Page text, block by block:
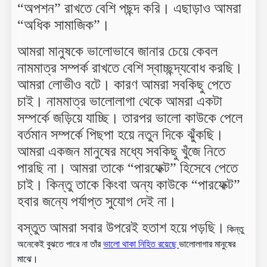
“অপশন” রাখতে বেশি পছন্দ করি। এছাড়াও আমরা
“অধিক সামাজিক”।
আমরা মানুষকে ভালোভাবে জানার চেয়ে কেবল
নামমাত্র সম্পর্ক রাখতে বেশি স্বাচ্ছন্দ্যবোধ করছি।
আমরা লোভীও বটে। কারণ আমরা সবকিছু পেতে
চাই। নামমাত্র ভালোলাগা থেকে আমরা একটা
সম্পর্কে জড়িয়ে যাচ্ছি। তারপর ভালো কাউকে পেলে
বর্তমান সম্পর্কে পিছপা হয়ে নতুন দিকে ঝুঁকছি।
আমরা একজন মানুষের মধ্যে সবকিছু খুঁজে নিতে
পারছি না। আমরা তাকে “পারফেক্ট” হিসেবে পেতে
চাই। কিন্তু তাকে কিংবা অন্য কাউকে “পারফেক্ট”
হবার জন্যে পর্যাপ্ত সুযোগ দেই না।
বস্তুত আমরা সবার উপরেই হতাশ হয়ে পড়ছি। কিন্তু
অনেকেই বুঝতে পারে না তাঁরভালো থাকা নিহিত রয়েছেভালোলাগার মানুষের
মাঝে।